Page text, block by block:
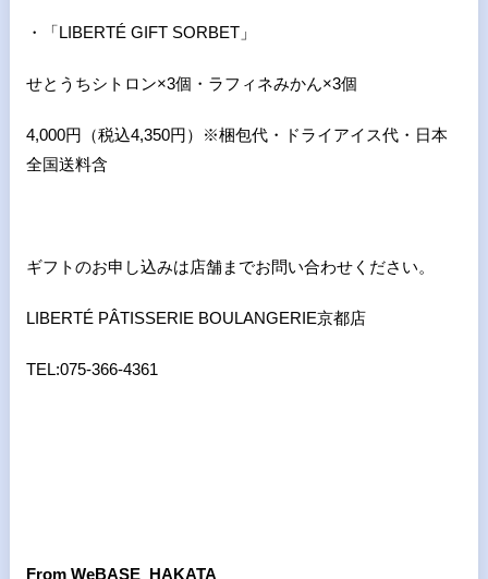
・「LIBERTÉ GIFT SORBET」
せとうちシトロン×3個・ラフィネみかん×3個
4,000円（税込4,350円）※梱包代・ドライアイス代・日本
全国送料含
ギフトのお申し込みは店舗までお問い合わせください。
LIBERTÉ PÂTISSERIE BOULANGERIE京都店
TEL:075-366-4361
From WeBASE HAKATA